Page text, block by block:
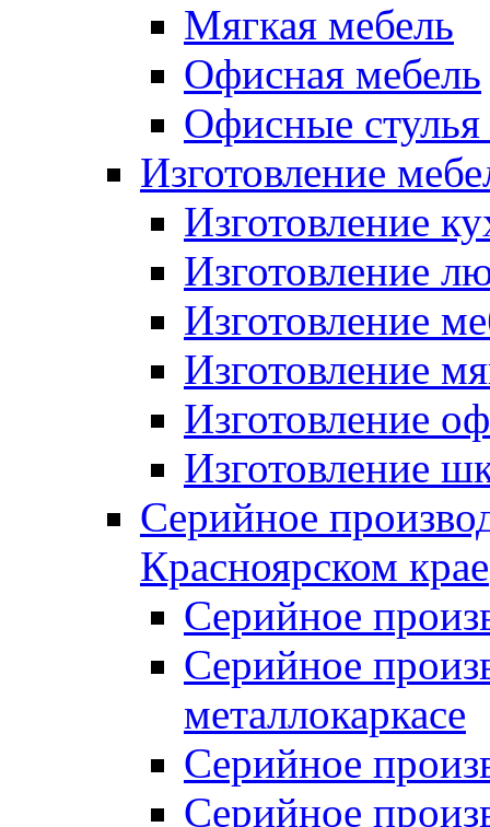
Мягкая мебель
Офисная мебель
Офисные стулья
Изготовление
Изготовление
Изготовление
Изготовление
Изготовление
Изготовление
Изготовление
Серийное
Красноярском крае
Серийное
Серийное
металлокаркасе
Серийное
Серийное